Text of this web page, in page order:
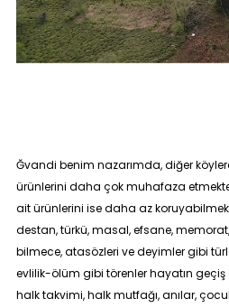
Ğvandi benim nazarımda, diğer
ürünlerini daha çok muhafaza
ait ürünlerini ise daha az
destan, türkü, masal, efsane, memorat,
bilmece, atasözleri ve deyimler gibi
evlilik-ölüm gibi törenler hayatın
halk takvimi, halk mutfağı, anılar,